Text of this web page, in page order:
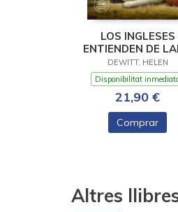
LOS INGLESES
ENTIENDEN DE
(Y OTROS
DEWITT, HELEN
Disponibilitat
21,90 €
Comprar
Altres